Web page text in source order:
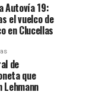
Autovía 19:
el vuelco de
en Clucellas
de
que
Lehmann